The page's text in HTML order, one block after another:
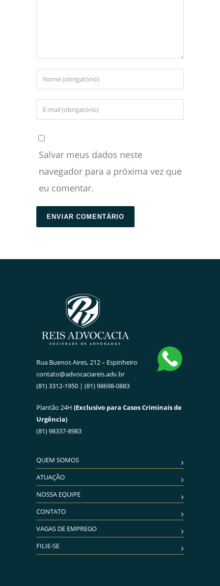
Salvar meus dados neste
navegador para a próxima vez que
eu comentar.
Rua Buenos Aires, 212 – Espinheiro
contato@advocaciareis.adv.br
(81) 3312-1950 | (81) 98698-0883
Plantão 24H (Exclusivo para Casos Criminais de
Urgência)
(81) 98337-8983
QUEM SOMOS
ATUAÇÃO
NOSSA EQUIPE
CONTATO
VAGAS DE EMPREGO
FILIE-SE